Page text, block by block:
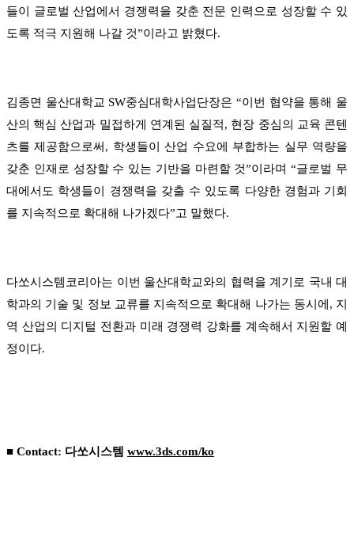
들이 글로벌 산업에서 경쟁력을 갖춘 전문 인력으로 성장할 수 있
도록 적극 지원해 나갈 것”이라고 밝혔다.
김종면 울산대학교 SW중심대학사업단장은 “이번 협약을 통해 울
산의 핵심 산업과 밀접하게 연계된 실질적, 현장 중심의 교육 콘텐
츠를 제공함으로써, 학생들이 산업 수요에 부합하는 실무 역량을
갖춘 인재로 성장할 수 있는 기반을 마련할 것”이라며 “글로벌 무
대에서도 학생들이 경쟁력을 갖출 수 있도록 다양한 경험과 기회
를 지속적으로 확대해 나가겠다”고 말했다.
다쏘시스템코리아는 이번 울산대학교와의 협력을 계기로 국내 대
학과의 기술 및 정보 교류를 지속적으로 확대해 나가는 동시에, 지
역 산업의 디지털 전환과 미래 경쟁력 강화를 계속해서 지원할 예
정이다.
■ Contact: 다쏘시스템 www.3ds.com/ko